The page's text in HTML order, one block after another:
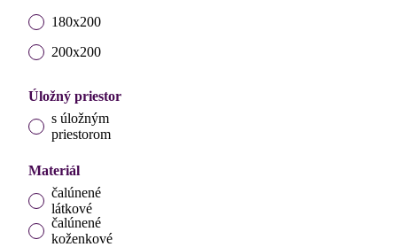
180x200
200x200
Úložný priestor
s úložným
priestorom
Materiál
čalúnené
látkové
čalúnené
koženkové